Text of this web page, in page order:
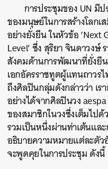
การประชุมของ UN มี
ของมนุษย์ในการสร้างโลก
อย่างยั่งยืน ในหัวข้อ
Level’ ซึ่ง สุริยา จินดาวงษ์
สังคมด้านการพัฒนาที่ยั่งยื
เอกอัครราชทูตผู้แทนถาวร
ถึงศิลปินกลุ่มดังกล่าวว่า เร
อย่างได้จากศิลปินวง
ของสมาชิกในวงซึ่งเต็มไป
รวมเป็นหนึ่งผ่านท่าเต้นแล
อธิบายความหมายแต่ละตั
จะพูดคุยในการประชุม ดังนี้